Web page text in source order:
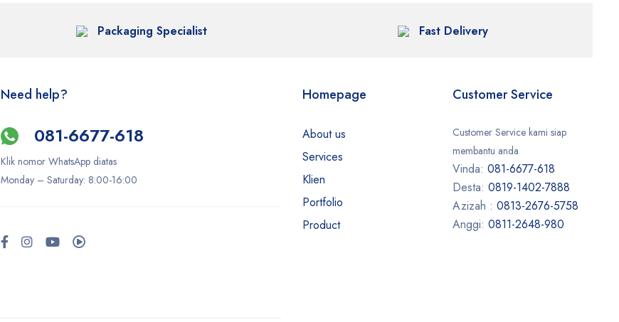
Packaging Specialist Fast Delivery
Need help?
081-6677-618
Klik nomor WhatsApp diatas
Monday –Saturday: 8:00-16:00
Homepage
About us
Services
Klien
Portfolio
Product
Customer Service
Customer Service kami siap
membantu anda
Vinda:081-6677-618
Desta:0819-1402-7888
Azizah :0813-2676-5758
Anggi:0811-2648-980